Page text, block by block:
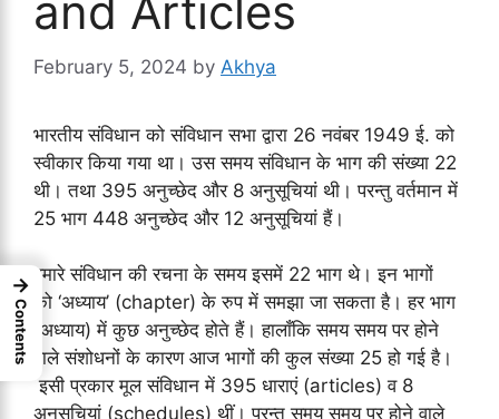
and Articles
February 5, 2024 by Akhya
भारतीय संविधान को संविधान सभा द्वारा 26 नवंबर 1949 ई. को
स्वीकार किया गया था। उस समय संविधान के भाग की संख्या 22
थी। तथा 395 अनुच्छेद और 8 अनुसूचियां थी। परन्तु वर्तमान में
25 भाग 448 अनुच्छेद और 12 अनुसूचियां हैं।
हमारे संविधान की रचना के समय इसमें 22 भाग थे। इन भागों
को ‘अध्याय’ (chapter) के रुप में समझा जा सकता है। हर भाग
(अध्याय) में कुछ अनुच्छेद होते हैं। हालाँकि समय समय पर होने
वाले संशोधनों के कारण आज भागों की कुल संख्या 25 हो गई है।
इसी प्रकार मूल संविधान में 395 धाराएं (articles) व 8
अनुसूचियां (schedules) थीं। परन्तु समय समय पर होने वाले
→
Contents